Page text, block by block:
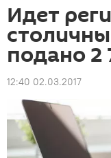
Идет
подано 2
12:40 02.03.2017